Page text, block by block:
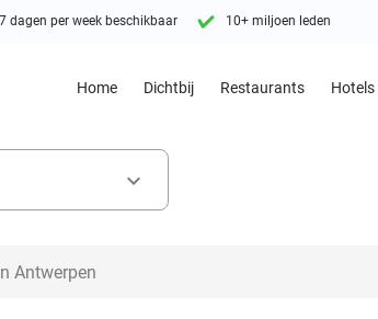
7 dagen per week beschikbaar 10+ miljoen leden
Home Dichtbij Restaurants Hotels
keyboard_arrow_down